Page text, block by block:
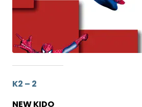
K2 – 2
NEW KIDO